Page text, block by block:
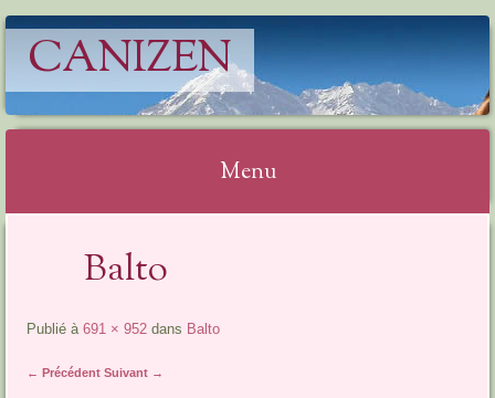
CANIZEN
Menu
Balto
Publié à 691 × 952dans Balto
← Précédent Suivant →